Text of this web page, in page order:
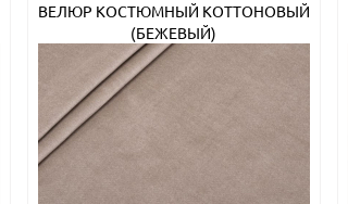
ВЕЛЮР КОСТЮМНЫЙ КОТТОНОВЫЙ
(БЕЖЕВЫЙ)